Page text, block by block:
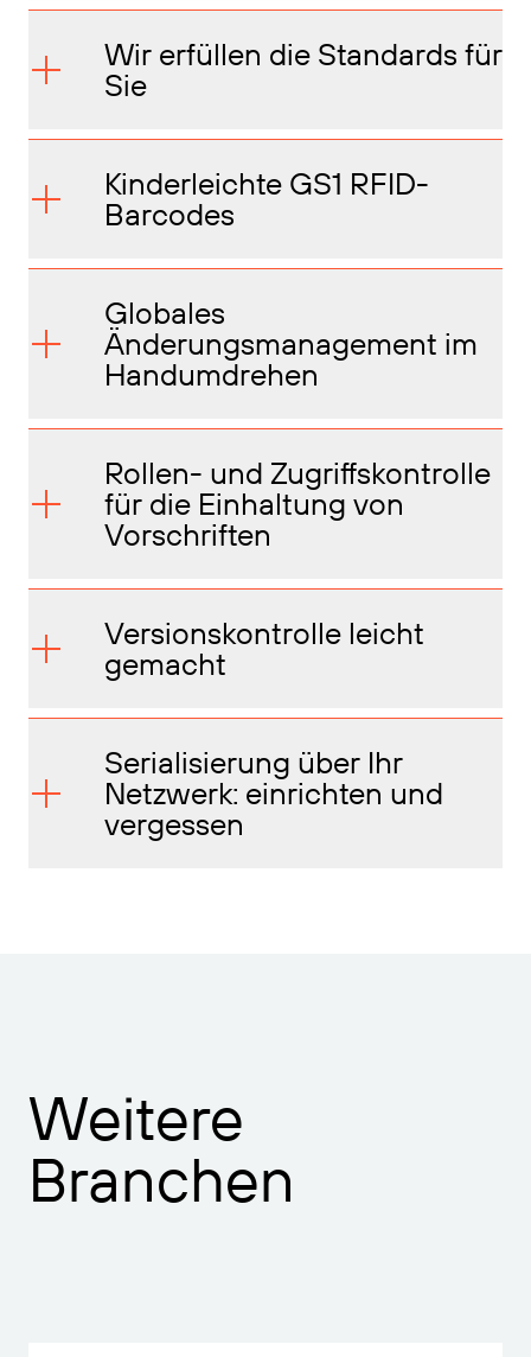
Wir erfüllen die Standards für
Sie
Kinderleichte GS1 RFID-
Barcodes
Globales
Änderungsmanagement im
Handumdrehen
Rollen- und Zugriffskontrolle
für die Einhaltung von
Vorschriften
Versionskontrolle leicht
gemacht
Serialisierung über Ihr
Netzwerk: einrichten und
vergessen
Weitere
Branchen